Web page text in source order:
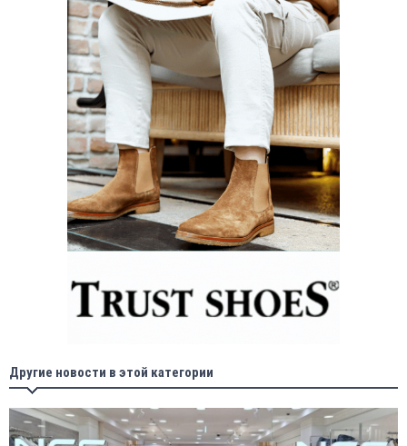
Другие новости в этой категории